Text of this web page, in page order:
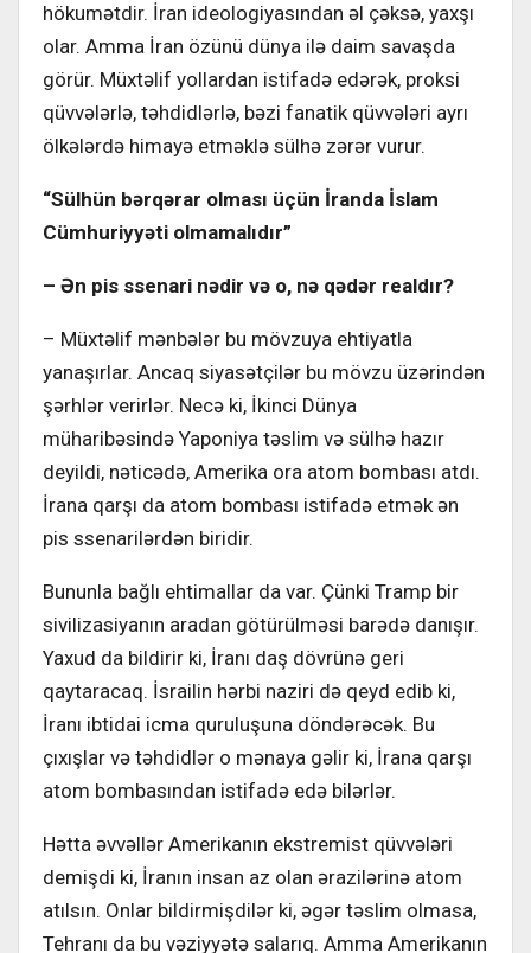
hökumətdir. İran ideologiyasından əl çəksə, yaxşı
olar. Amma İran özünü dünya ilə daim savaşda
görür. Müxtəlif yollardan istifadə edərək, proksi
qüvvələrlə, təhdidlərlə, bəzi fanatik qüvvələri ayrı
ölkələrdə himayə etməklə sülhə zərər vurur.
“Sülhün bərqərar olması üçün İranda İslam
Cümhuriyyəti olmamalıdır”
– Ən pis ssenari nədir və o, nə qədər realdır?
– Müxtəlif mənbələr bu mövzuya ehtiyatla
yanaşırlar. Ancaq siyasətçilər bu mövzu üzərindən
şərhlər verirlər. Necə ki, İkinci Dünya
müharibəsində Yaponiya təslim və sülhə hazır
deyildi, nəticədə, Amerika ora atom bombası atdı.
İrana qarşı da atom bombası istifadə etmək ən
pis ssenarilərdən biridir.
Bununla bağlı ehtimallar da var. Çünki Tramp bir
sivilizasiyanın aradan götürülməsi barədə danışır.
Yaxud da bildirir ki, İranı daş dövrünə geri
qaytaracaq. İsrailin hərbi naziri də qeyd edib ki,
İranı ibtidai icma quruluşuna döndərəcək. Bu
çıxışlar və təhdidlər o mənaya gəlir ki, İrana qarşı
atom bombasından istifadə edə bilərlər.
Hətta əvvəllər Amerikanın ekstremist qüvvələri
demişdi ki, İranın insan az olan ərazilərinə atom
atılsın. Onlar bildirmişdilər ki, əgər təslim olmasa,
Tehranı da bu vəziyyətə salarıq. Amma Amerikanın